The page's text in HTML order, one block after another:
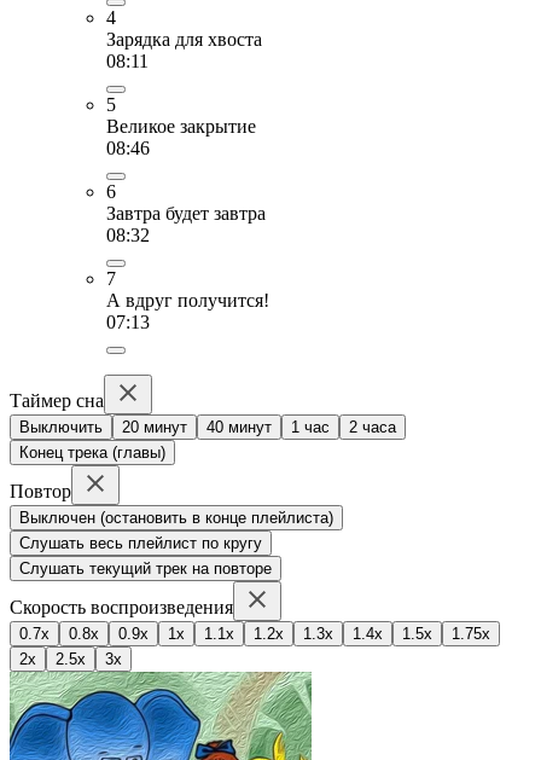
4
Зарядка для хвоста
08:11
5
Великое закрытие
08:46
6
Завтра будет завтра
08:32
7
А вдруг получится!
07:13
Таймер сна
Выключить 20 минут 40 минут 1 час
2 часа
Конец трека (главы)
Повтор
Выключен (остановить в конце плейлиста)
Слушать весь плейлист по кругу
Слушать текущий трек на повторе
Скорость воспроизведения
0.7x 0.8x 0.9x 1x 1.1x 1.2x 1.3x 1.4x 1.5x
1.75x
2x
2.5x 3x